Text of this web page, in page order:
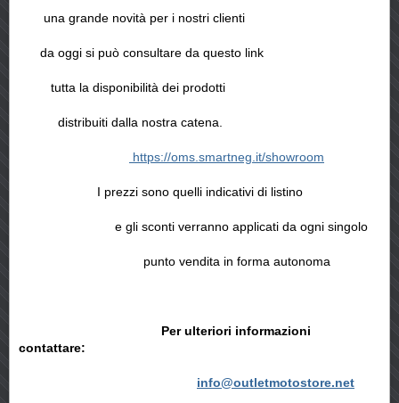
una grande novità per i nostri clienti
da oggi si può consultare da questo link
tutta la disponibilità dei prodotti
distribuiti dalla nostra catena.
https://oms.smartneg.it/showroom
I prezzi sono quelli indicativi di listino
e gli sconti verranno applicati da ogni singolo
punto vendita in forma autonoma
Per ulteriori informazioni
contattare:
info@outletmotostore.net